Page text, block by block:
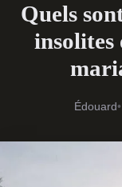
Quels
Édouard•